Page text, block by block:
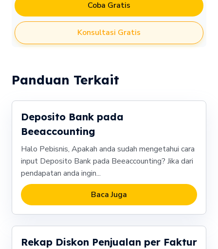
Coba Gratis
Konsultasi Gratis
Panduan Terkait
Deposito Bank pada
Beeaccounting
Halo Pebisnis, Apakah anda sudah mengetahui cara
input Deposito Bank pada Beeaccounting? Jika dari
pendapatan anda ingin...
Baca Juga
Rekap Diskon Penjualan per Faktur